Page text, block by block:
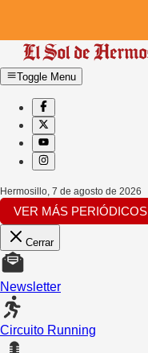
Toggle Menu
Hermosillo 7 de agosto de 2026
VER MÁS PERIÓDICOS
Cerrar
Newsletter
Circuito Running